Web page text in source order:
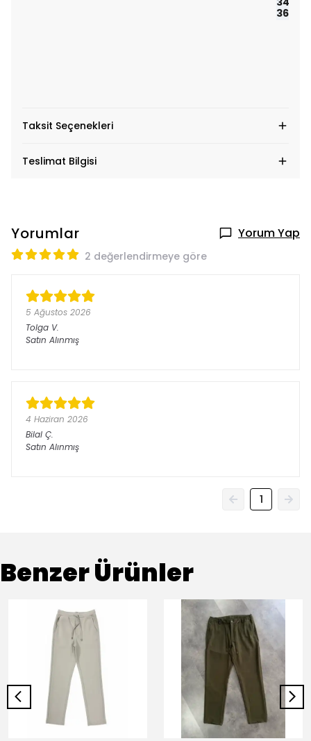
36 bel
Taksit Seçenekleri
Teslimat Bilgisi
Yorumlar Yorum Yap
2 değerlendirmeye göre
5 Ağustos 2026
Tolga V.
Satın Alınmış
4 Haziran 2026
Bilal Ç.
Satın Alınmış
1
Benzer Ürünler